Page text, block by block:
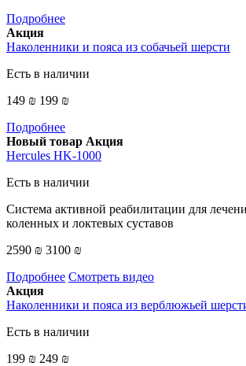
Подробнее
Акция
Наколенники и пояса из собачьей шерсти
Есть в наличии
149 ₪ 199 ₪
Подробнее
Новый товар Акция
Hercules HK-1000
Есть в наличии
Система активной реабилитации для
коленных и локтевых суставов
2590 ₪ 3100 ₪
Подробнее Смотреть видео
Акция
Наколенники и пояса из верблюжьей
Есть в наличии
199 ₪ 249 ₪